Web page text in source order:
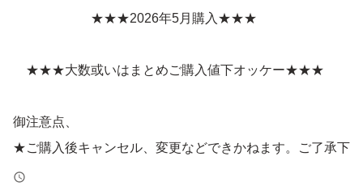
★★★2026年5月購入★★★
★★★大数或いはまとめご購入値下オッケー★★★
御注意点、
★ご購入後キャンセル、変更などできかねます。ご了承下
さいませ。